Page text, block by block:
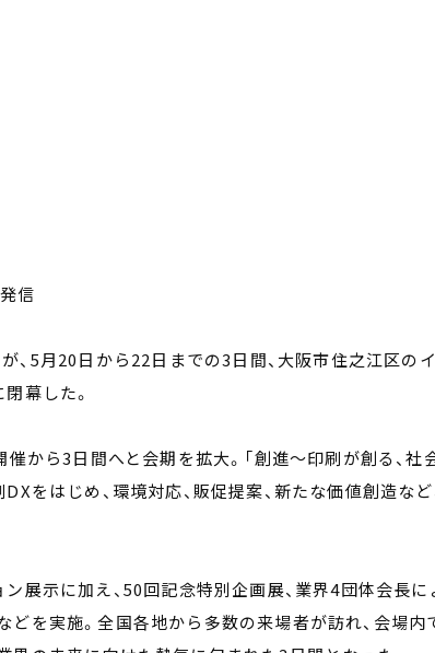
信
、5月20日から22日までの3日間、大阪市住之江区のイ
幕した。
から3日間へと会期を拡大。「創進〜印刷が創る、社
をはじめ、環境対応、販促提案、新たな価値創造など
展示に加え、50回記念特別企画展、業界4団体会長に
を実施。全国各地から多数の来場者が訪れ、会場内